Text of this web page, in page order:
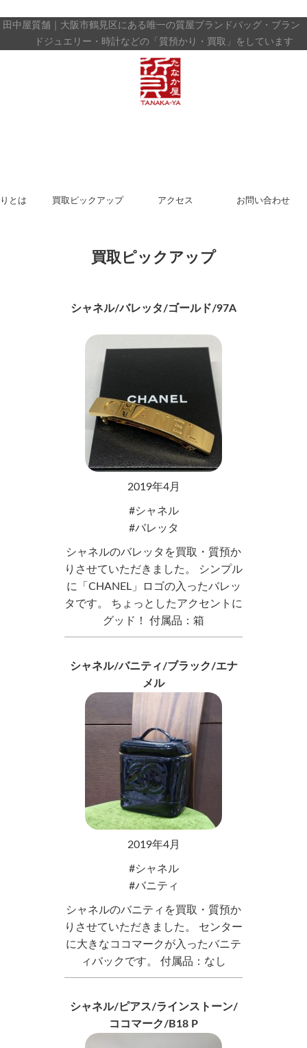
田中屋質舗｜大阪市鶴見区にある唯一の質屋ブランドバッグ・ブラン
ドジュエリー・時計などの「質預かり・買取」をしています
とは 買取ピックアップ アクセス お問い合わせ
買取ピックアップ
シャネル/バレッタ/ゴールド/97A
2019年4月
シャネル
バレッタ
シャネルのバレッタを買取・質預か
りさせていただきました。 シンプル
に「CHANEL」ロゴの入ったバレッ
タです。 ちょっとしたアクセントに
グッド！ 付属品：箱
シャネル/バニティ/ブラック/エナ
メル
2019年4月
シャネル
バニティ
シャネルのバニティを買取・質預か
りさせていただきました。 センター
に大きなココマークが入ったバニテ
ィバックです。 付属品：なし
シャネル/ピアス/ラインストーン/
ココマーク/B18 P